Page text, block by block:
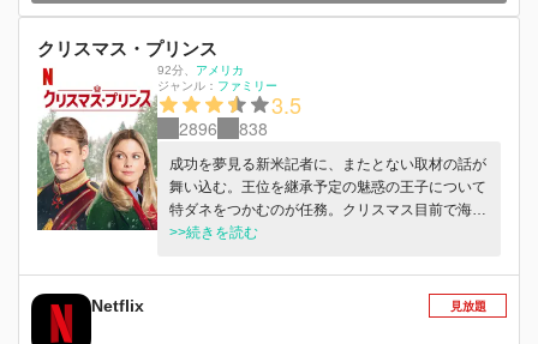
クリスマス・プリンス
92分
アメリカ
ジャンル： ファミリー
3.5
2896 838
成功を夢見る新米記者に、またとない取材の話が
舞い込む。王位を継承予定の魅惑の王子について
特ダネをつかむのが任務。クリスマス目前で海外
へ飛ぶことに。
>>続きを読む
Netflix 見放題